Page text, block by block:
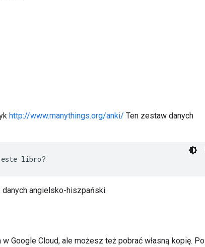
http://www.manythings.org/anki/ Ten zestaw danych
este libro?
angielsko-hiszpański.
Google Cloud, ale możesz też pobrać własną kopię. Po